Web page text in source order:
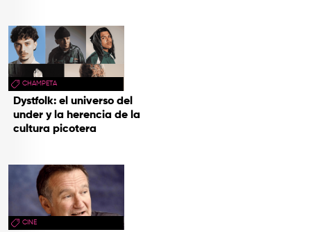
CHAMPETA
Dystfolk: el universo del
under y la herencia de la
cultura picotera
CINE